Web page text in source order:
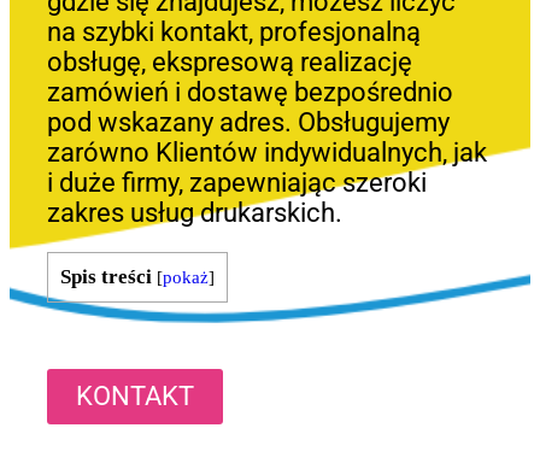
na szybki kontakt, profesjonalną
obsługę, ekspresową realizację
zamówień i dostawę bezpośrednio
pod wskazany adres. Obsługujemy
zarówno Klientów indywidualnych, jak
i duże firmy, zapewniając szeroki
zakres usług drukarskich.
Spis treści [pokaż]
KONTAKT